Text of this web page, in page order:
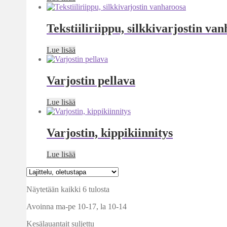
Tekstiiliriippu, silkkivarjostin
Lue lisää
Varjostin pellava
Lue lisää
Varjostin, kippikiinnitys
Lue lisää
Näytetään kaikki 6 tulosta
Avoinna ma-pe 10-17, la 10-14
Kesälauantait suljettu